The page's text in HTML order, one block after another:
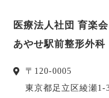
医療法人社団 育楽会
あやせ駅前整形外科
〒 120-0005
東京都足立区綾瀬1-